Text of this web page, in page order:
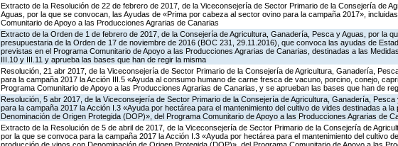
Extracto de la Resolución de 22 de febrero de 2017, de la Viceconsejería de Sector Primario de la Consejería de
Aguas, por la que se convocan, las Ayudas de «Prima por cabeza al sector ovino para la campaña 2017»,
Comunitario de Apoyo a las Producciones Agrarias de Canarias
Extracto de la Orden de 1 de febrero de 2017, de la Consejería de Agricultura, Ganadería, Pesca y Aguas, por la
presupuestaria de la Orden de 17 de noviembre de 2016 (BOC 231, 29.11.2016), que convoca las ayudas de
previstas en el Programa Comunitario de Apoyo a las Producciones Agrarias de Canarias, destinadas a las
III.10 y III.11 y aprueba las bases que han de regir la misma
Resolución, 21 abr 2017, de la Viceconsejería de Sector Primario de la Consejería de Agricultura, Ganadería,
para la campaña 2017 la Acción III.5 «Ayuda al consumo humano de carne fresca de vacuno, porcino, conejo,
Programa Comunitario de Apoyo a las Producciones Agrarias de Canarias, y se aprueban las bases que han de
Resolución, 5 abr 2017, de la Viceconsejería de Sector Primario de la Consejería de Agricultura, Ganadería,
para la campaña 2017 la Acción I.3 «Ayuda por hectárea para el mantenimiento del cultivo de vides destinadas a
Denominación de Origen Protegida (DOP)», del Programa Comunitario de Apoyo a las Producciones Agrarias de
Extracto de la Resolución de 5 de abril de 2017, de la Viceconsejería de Sector Primario de la Consejería de
por la que se convoca para la campaña 2017 la Acción I.3 «Ayuda por hectárea para el mantenimiento del cultivo